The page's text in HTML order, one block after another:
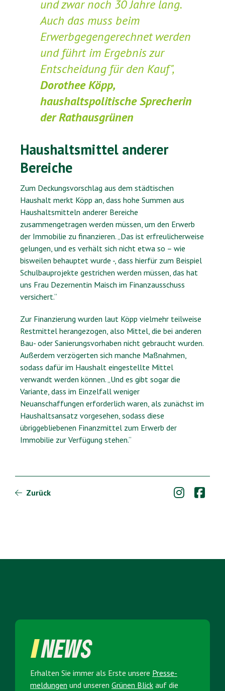
und zwar noch 30 Jahre lang.
Auch das muss beim
Erwerbgegengerechnet werden
und führt im Ergebnis zur
Entscheidung für den Kauf",
Dorothee Köpp,
haushaltspolitische Sprecherin
der Rathausgrünen
Haushaltsmittel anderer
Bereiche
Zum Deckungsvorschlag aus dem städtischen
Haushalt merkt Köpp an, dass hohe Summen aus
Haushaltsmitteln anderer Bereiche
zusammengetragen werden müssen, um den Erwerb
der Immobilie zu finanzieren. „Das ist erfreulicherweise
gelungen, und es verhält sich nicht etwa so – wie
bisweilen behauptet wurde -, dass hierfür zum Beispiel
Schulbauprojekte gestrichen werden müssen, das hat
uns Frau Dezernentin Maisch im Finanzausschuss
versichert.“
Zur Finanzierung wurden laut Köpp vielmehr teilweise
Restmittel herangezogen, also Mittel, die bei anderen
Bau- oder Sanierungsvorhaben nicht gebraucht wurden.
Außerdem verzögerten sich manche Maßnahmen,
sodass dafür im Haushalt eingestellte Mittel
verwandt werden können. „Und es gibt sogar die
Variante, dass im Einzelfall weniger
Neuanschaffungen erforderlich waren, als zunächst im
Haushaltsansatz vorgesehen, sodass diese
übriggebliebenen Finanzmittel zum Erwerb der
Immobilie zur Verfügung stehen.“
 Zurück  
NEWS
Erhalten Sie immer als Erste unsere Presse­
meldungen und unseren Grünen Blick auf die